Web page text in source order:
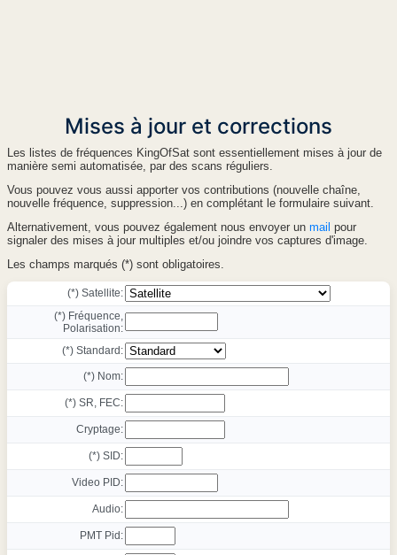
Mises à jour et corrections
Les listes de fréquences KingOfSat sont essentiellement mises à jour de
manière semi automatisée, par des scans réguliers.
Vous pouvez vous aussi apporter vos contributions (nouvelle chaîne,
nouvelle fréquence, suppression...) en complétant le formulaire suivant.
Alternativement, vous pouvez également nous envoyer un mail pour
signaler des mises à jour multiples et/ou joindre vos captures d'image.
Les champs marqués (*) sont obligatoires.
(*) Satellite:
(*) Fréquence,
Polarisation:
(*) Standard:
(*) Nom:
(*) SR, FEC:
Cryptage:
(*) SID:
Video PID:
Audio:
PMT Pid: